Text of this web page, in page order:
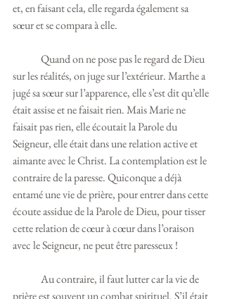
et, en faisant cela, elle regarda également sa
sœur et se compara à elle.
sur les réalités, on juge sur l’extérieur. Marthe a
jugé sa sœur sur l’apparence, elle s’est dit qu’elle
était assise et ne faisait rien. Mais Marie ne
faisait pas rien, elle écoutait la Parole du
Seigneur, elle était dans une relation active et
aimante avec le Christ. La contemplation est le
contraire de la paresse. Quiconque a déjà
entamé une vie de prière, pour entrer dans cette
écoute assidue de la Parole de Dieu, pour tisser
cette relation de cœur à cœur dans l’oraison
prière est souvent un combat spirituel. S’il était